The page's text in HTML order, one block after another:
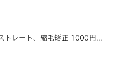
トレート、縮毛矯正 1000円...